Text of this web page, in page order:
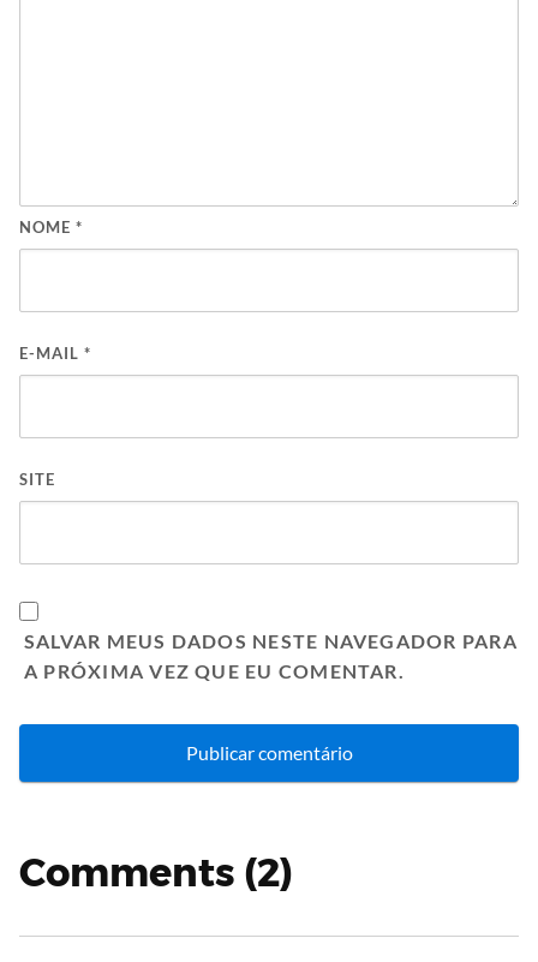
NOME *
E-MAIL *
SITE
SALVAR MEUS DADOS NESTE NAVEGADOR PARA
A PRÓXIMA VEZ QUE EU COMENTAR.
Comments (2)